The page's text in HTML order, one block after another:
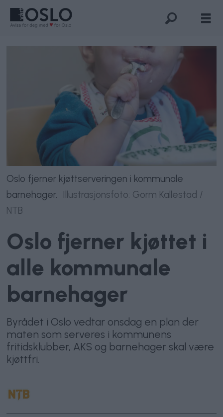
Oslo fjerner kjøttserveringen i kommunale
barnehager.
Illustrasjonsfoto: Gorm Kallestad /
NTB
Oslo fjerner kjøttet i
alle kommunale
barnehager
Byrådet i Oslo vedtar onsdag en plan der
maten som serveres i kommunens
fritidsklubber, AKS og barnehager skal være
kjøttfri.